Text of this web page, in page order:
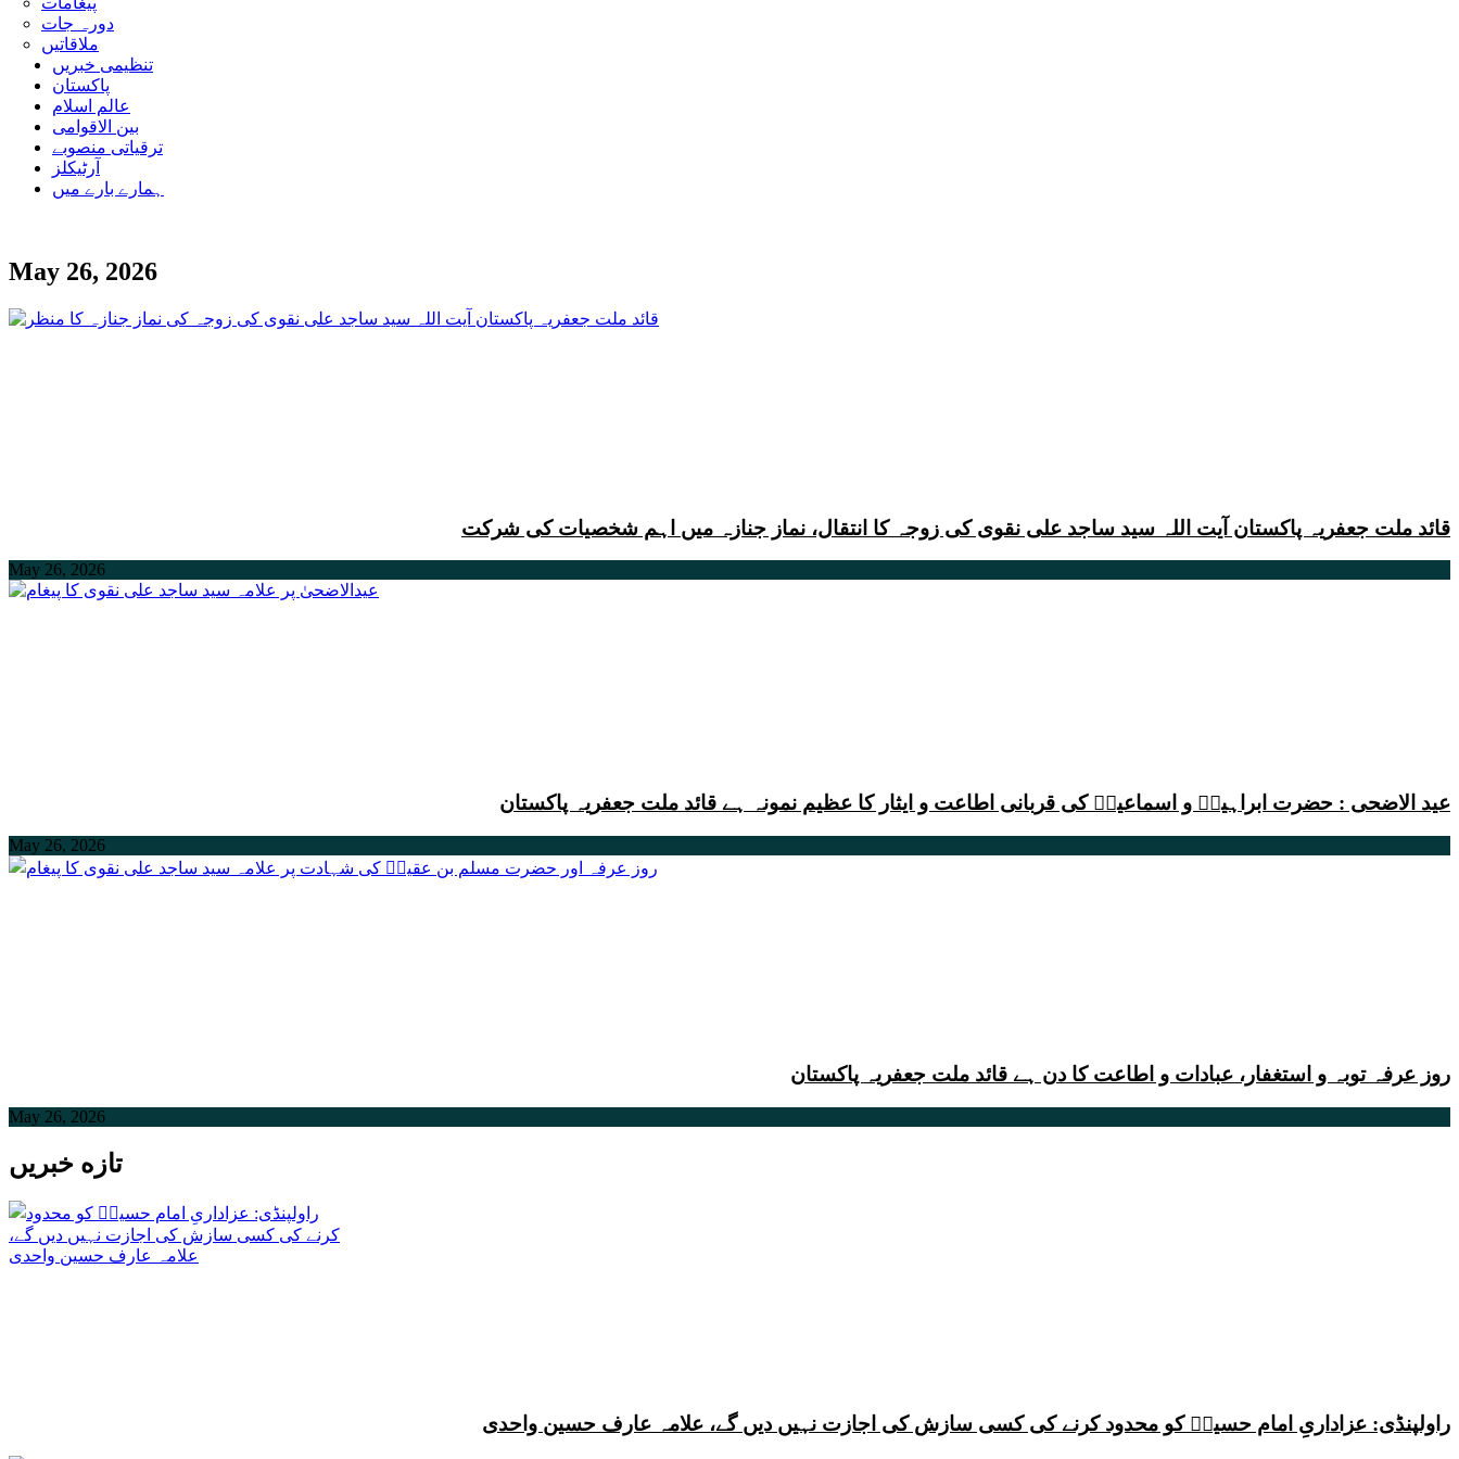
دورہ جات
ملاقاتیں
تنظیمی خبریں
پاکستان
عالم اسلام
بین الاقوامی
ترقیاتی منصوبے
آرٹیکلز
ہمارے بارے میں
May 26, 2026
قائد ملت جعفریہ پاکستان آیت اللہ سید ساجد علی نقوی کی زوجہ کا انتقال، نماز جنازہ میں اہم شخصیات کی شرکت
May 26, 2026
عید الاضحی : حضرت ابراہیمؑ و اسماعیلؑ کی قربانی اطاعت و ایثار کا عظیم نمونہ ہے قائد ملت جعفریہ پاکستان
May 26, 2026
روز عرفہ توبہ و استغفار، عبادات و اطاعت کا دن ہے قائد ملت جعفریہ پاکستان
May 26, 2026
تازه خبریں
راولپنڈی: عزاداریِ امام حسینؑ کو محدود کرنے کی کسی سازش کی اجازت نہیں دیں گے، علامہ عارف حسین واحدی